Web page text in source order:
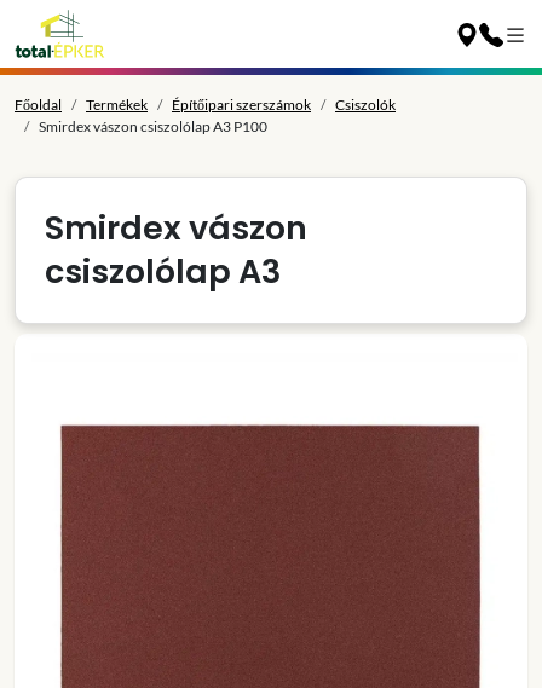
Főoldal Termékek Építőipari szerszámok
Csiszolók
Smirdex vászon csiszolólap A3 P100
Smirdex vászon
csiszolólap A3